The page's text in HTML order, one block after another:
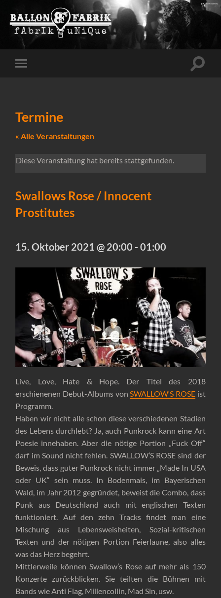
Mobile-
Termine
« Alle Veranstaltungen
Diese Veranstaltung hat bereits stattgefunden.
Swallows Rose / Innocent
Prostitutes
15. Oktober 2021 @ 20:00 -01:00
Live, Love, Hate & Hope. Der Titel des 2018
erschienenen Debut-Albums vonSWALLOW‘S ROSEist
Programm.
Haben wir nicht alle schon diese verschiedenen Stadien
des Lebens durchlebt? Ja, auch Punkrock kann eine Art
Poesie innehaben. Aber die nötige Portion „Fuck Off“
darf im Sound nicht fehlen. SWALLOW’S ROSE sind der
Beweis, dass guter Punkrock nicht immer „Made In USA
oder UK“ sein muss. In Bodenmais, im Bayerischen
Wald, im Jahr 2012 gegründet, beweist die Combo, dass
Punk aus Deutschland auch mit englischen Texten
funktioniert. Auf den zehn Tracks findet man eine
Mischung aus Lebensweisheiten, Sozial-kritischen
Texten und der nötigen Portion Feierlaune, also alles
was das Herz begehrt.
Mittlerweile können Swallow’s Rose auf mehr als 150
Konzerte zurückblicken. Sie teilten die Bühnen mit
Bands wie Anti Flag, Millencollin, Mad Sin, usw.